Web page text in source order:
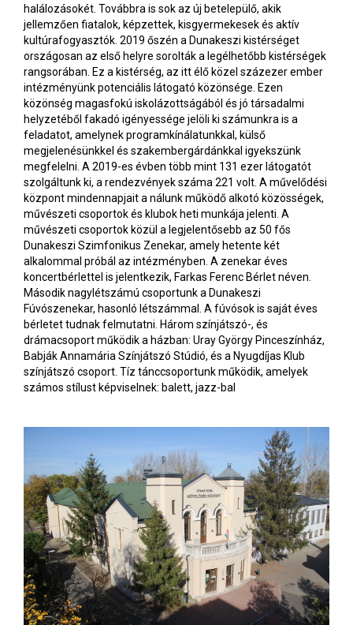
halálozásokét. Továbbra is sok az új betelepülő, akik
jellemzően fiatalok, képzettek, kisgyermekesek és aktív
kultúrafogyasztók. 2019 őszén a Dunakeszi kistérséget
országosan az első helyre sorolták a legélhetőbb kistérségek
rangsorában. Ez a kistérség, az itt élő közel százezer ember
intézményünk potenciális látogató közönsége. Ezen
közönség magasfokú iskolázottságából és jó társadalmi
helyzetéből fakadó igényessége jelöli ki számunkra is a
feladatot, amelynek programkínálatunkkal, külső
megjelenésünkkel és szakembergárdánkkal igyekszünk
megfelelni. A 2019-es évben több mint 131 ezer látogatót
szolgáltunk ki, a rendezvények száma 221 volt. A művelődési
központ mindennapjait a nálunk működő alkotó közösségek,
művészeti csoportok és klubok heti munkája jelenti. A
művészeti csoportok közül a legjelentősebb az 50 fős
Dunakeszi Szimfonikus Zenekar, amely hetente két
alkalommal próbál az intézményben. A zenekar éves
koncertbérlettel is jelentkezik, Farkas Ferenc Bérlet néven.
Második nagylétszámú csoportunk a Dunakeszi
Fúvószenekar, hasonló létszámmal. A fúvósok is saját éves
bérletet tudnak felmutatni. Három színjátszó-, és
drámacsoport működik a házban: Uray György Pinceszínház,
Babják Annamária Színjátszó Stúdió, és a Nyugdíjas Klub
színjátszó csoport. Tíz tánccsoportunk működik, amelyek
számos stílust képviselnek: balett, jazz-bal